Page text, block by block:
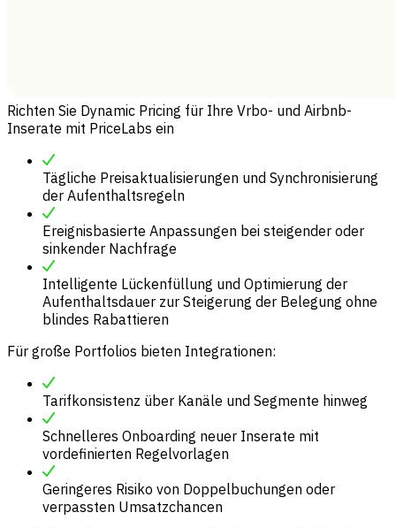
Richten Sie Dynamic Pricing für Ihre Vrbo- und Airbnb-
Inserate mit PriceLabs ein
Tägliche Preisaktualisierungen und Synchronisierung
der Aufenthaltsregeln
Ereignisbasierte Anpassungen bei steigender oder
sinkender Nachfrage
Intelligente Lückenfüllung und Optimierung der
Aufenthaltsdauer zur Steigerung der Belegung ohne
blindes Rabattieren
Für große Portfolios bieten Integrationen:
Tarifkonsistenz über Kanäle und Segmente hinweg
Schnelleres Onboarding neuer Inserate mit
vordefinierten Regelvorlagen
Geringeres Risiko von Doppelbuchungen oder
verpassten Umsatzchancen